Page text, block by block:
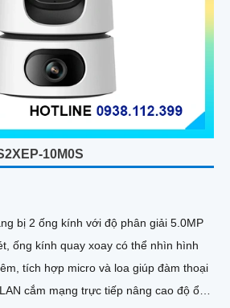
10M0S
bị 2 ống kính với độ phân giải 5.0MP
ống kính quay xoay có thể nhìn hình
tích hợp micro và loa giúp đàm thoại
cắm mạng trực tiếp nâng cao độ ổn